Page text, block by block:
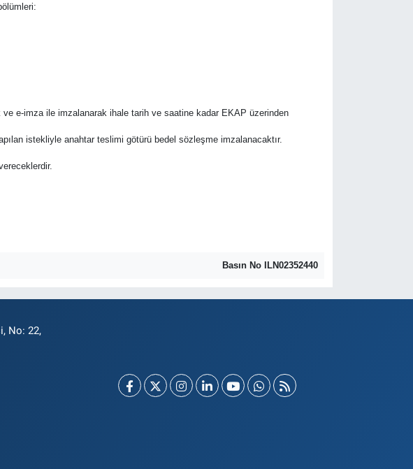
e-imza ile imzalanarak ihale tarih ve saatine kadar EKAP üzerinden
istekliyle anahtar teslimi götürü bedel sözleşme imzalanacaktır.
Basın No ILN02352440
No: 22,